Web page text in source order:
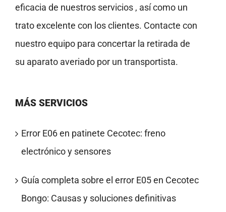
eficacia de nuestros servicios , así como un
trato excelente con los clientes. Contacte con
nuestro equipo para concertar la retirada de
su aparato averiado por un transportista.
MÁS SERVICIOS
Error E06 en patinete Cecotec: freno
electrónico y sensores
Guía completa sobre el error E05 en Cecotec
Bongo: Causas y soluciones definitivas